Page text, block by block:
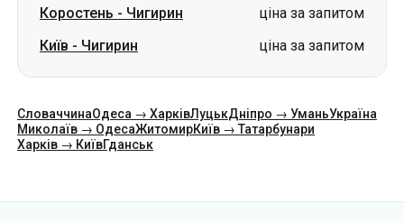
Коростень - Чигирин
ціна за запитом
Київ - Чигирин ціна за запитом
СловаччинаОдеса → ХарківЛуцькДніпро → УманьУкраїна
Миколаїв → ОдесаЖитомирКиїв → Татарбунари
Харків → КиївГданськ